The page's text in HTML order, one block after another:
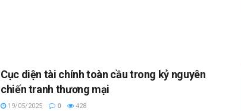
Cục diện tài chính toàn cầu trong kỷ nguyên
chiến tranh thương mại
19/05/2025 0 428